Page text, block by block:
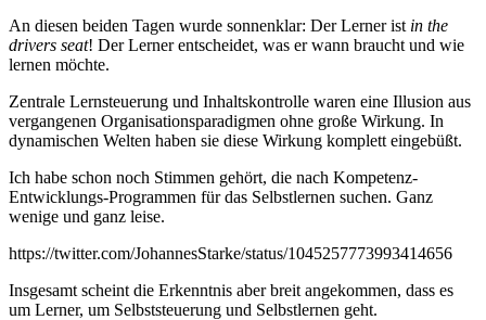
An diesen beiden Tagen wurde sonnenklar: Der Lerner ist in the
drivers seat! Der Lerner entscheidet, was er wann braucht und wie
lernen möchte.
Zentrale Lernsteuerung und Inhaltskontrolle waren eine Illusion aus
vergangenen Organisationsparadigmen ohne große Wirkung. In
dynamischen Welten haben sie diese Wirkung komplett eingebüßt.
Ich habe schon noch Stimmen gehört, die nach Kompetenz-
Entwicklungs-Programmen für das Selbstlernen suchen. Ganz
wenige und ganz leise.
https://twitter.com/JohannesStarke/status/1045257773993414656
Insgesamt scheint die Erkenntnis aber breit angekommen, dass es
um Lerner, um Selbststeuerung und Selbstlernen geht.